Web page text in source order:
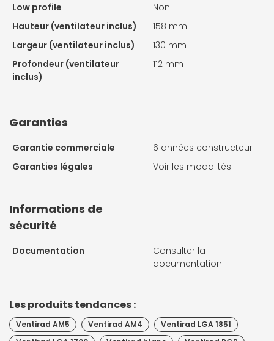
Low profile
Non
Hauteur (ventilateur inclus)
158 mm
Largeur (ventilateur inclus)
130 mm
Profondeur (ventilateur
inclus)
112 mm
Garanties
Garantie commerciale
6 années constructeur
Garanties légales
Voir les modalités
Informations de
sécurité
Documentation
Consulter la
documentation
Les produits tendances :
Ventirad AM5 Ventirad AM4
Ventirad LGA 1851